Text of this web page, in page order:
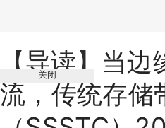
【导读】 当边
流，传统存储
关闭